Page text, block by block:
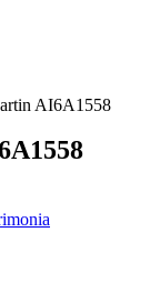
AI6A1558